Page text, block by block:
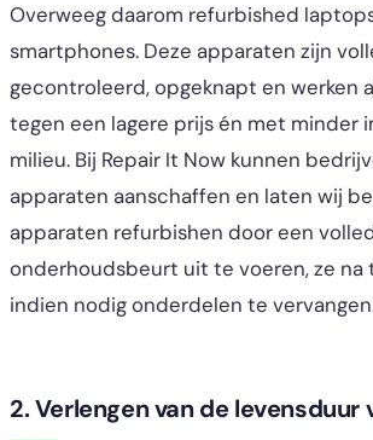
Overweeg daarom refurbished
smartphones. Deze apparaten zijn
gecontroleerd, opgeknapt en werken
tegen een lagere prijs én met minder
milieu. Bij Repair It Now kunnen
apparaten aanschaffen en laten wij
apparaten refurbishen door een
onderhoudsbeurt uit te voeren, ze na
indien nodig onderdelen te
2. Verlengen van de levensduur